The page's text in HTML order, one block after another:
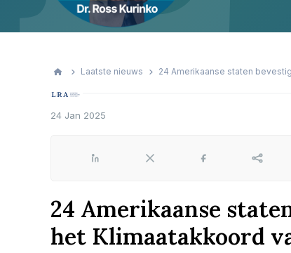
Laatste nieuws 24 Amerikaanse staten
24 Jan 2025
LinkedIn X Facebook Share
24 Amerikaanse
het Klimaatakkoord